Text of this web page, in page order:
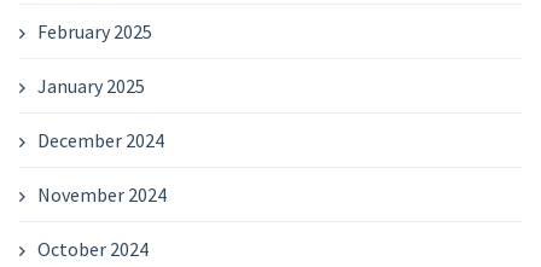
February 2025
January 2025
December 2024
November 2024
October 2024